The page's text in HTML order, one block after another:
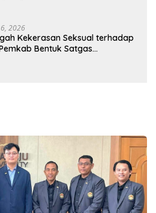
2026
Kekerasan Seksual terhadap
Bentuk Satgas